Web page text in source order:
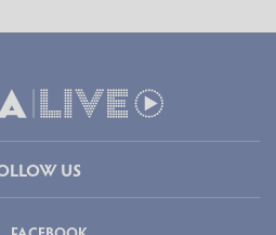
US